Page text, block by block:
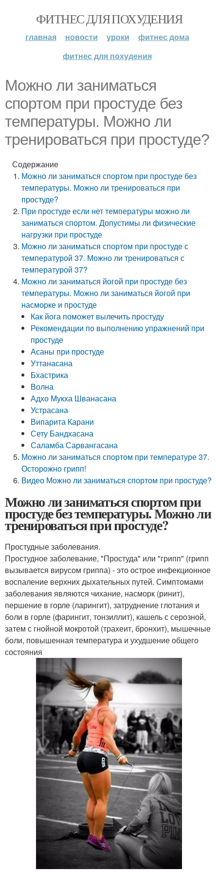
ФИТНЕС ДЛЯ ПОХУДЕНИЯ
главная новости уроки
фитнес дома
фитнес для похудения
Можно ли заниматься
спортом при простуде без
температуры. Можно ли
тренироваться при простуде?
Содержание
Можно ли заниматься спортом при простуде без
температуры. Можно ли тренироваться при
простуде?
При простуде если нет температуры можно ли
заниматься спортом. Допустимы ли физические
нагрузки при простуде
Можно ли заниматься спортом при простуде с
температурой 37. Можно ли тренироваться с
температурой 37?
Можно ли заниматься йогой при простуде без
температуры. Можно ли заниматься йогой при
насморке и простуде
Как йога поможет вылечить простуду
Рекомендации по выполнению упражнений при
простуде
Асаны при простуде
Уттанасана
Бхастрика
Волна
Адхо Мукха Шванасана
Устрасана
Випарита Карани
Сету Бандхасана
Саламба Сарвангасана
Можно ли заниматься спортом при температуре 37.
Осторожно грипп!
Видео Можно ли заниматься спортом при простуде?
Можно ли заниматься спортом при
простуде без температуры. Можно ли
тренироваться при простуде?
Простудные заболевания.
Простудное заболевание, "Простуда" или "грипп" (грипп
вызывается вирусом гриппа) - это острое инфекционное
воспаление верхних дыхательных путей. Симптомами
заболевания являются чихание, насморк (ринит),
першение в горле (ларингит), затруднение глотания и
боли в горле (фарингит, тонзиллит), кашель с серозной,
затем с гнойной мокротой (трахеит, бронхит), мышечные
боли, повышенная температура и ухудшение общего
состояния